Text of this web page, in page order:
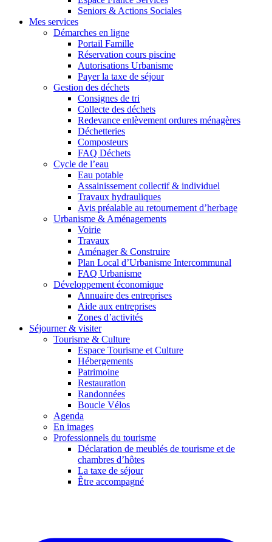
Seniors & Actions Sociales
Mes services
Démarches en ligne
Portail Famille
Réservation cours piscine
Autorisations Urbanisme
Payer la taxe de séjour
Gestion des déchets
Consignes de tri
Collecte des déchets
Redevance enlèvement ordures ménagères
Déchetteries
Composteurs
FAQ Déchets
Cycle de l’eau
Eau potable
Assainissement collectif & individuel
Travaux hydrauliques
Avis préalable au retournement d’herbage
Urbanisme & Aménagements
Voirie
Travaux
Aménager & Construire
Plan Local d’Urbanisme Intercommunal
FAQ Urbanisme
Développement économique
Annuaire des entreprises
Aide aux entreprises
Zones d’activités
Séjourner & visiter
Tourisme & Culture
Espace Tourisme et Culture
Hébergements
Patrimoine
Restauration
Randonnées
Boucle Vélos
Agenda
En images
Professionnels du tourisme
Déclaration de meublés de tourisme et de
chambres d’hôtes
La taxe de séjour
Être accompagné